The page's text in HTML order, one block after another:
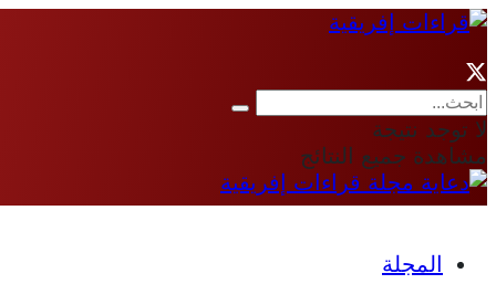
لا توجد نتيجة
مشاهدة جميع النتائج
المجلة